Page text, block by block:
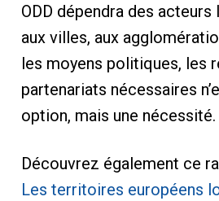
ODD dépendra des acteurs
aux villes, aux
les moyens politiques, les
partenariats nécessaires
option, mais une nécessité.
Découvrez également ce
Les territoires européens